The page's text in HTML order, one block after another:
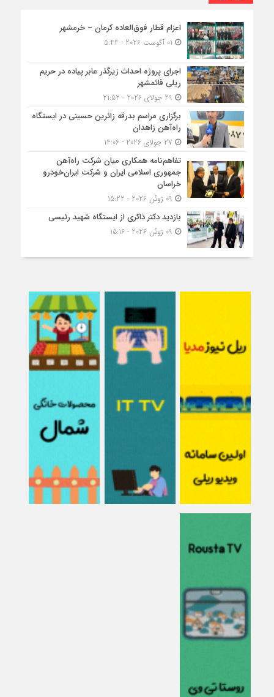
اعزام قطار فوق‌العاده کرمان – خرمشهر
اجرای پروژه احداث زیرگذر عابر پیاده در حریم
ریلی قائمشهر
برگزاری مراسم بدرقه زائرین حسینی در ایستگاه
راه‌آهن زاهدان
تفاهم‌نامه همکاری میان شرکت راه‌آهن
جمهوری اسلامی ایران و شرکت ایران‌خودرو
خراسان
بازدید دکتر ذاکری از ایستگاه شهید رئیسی